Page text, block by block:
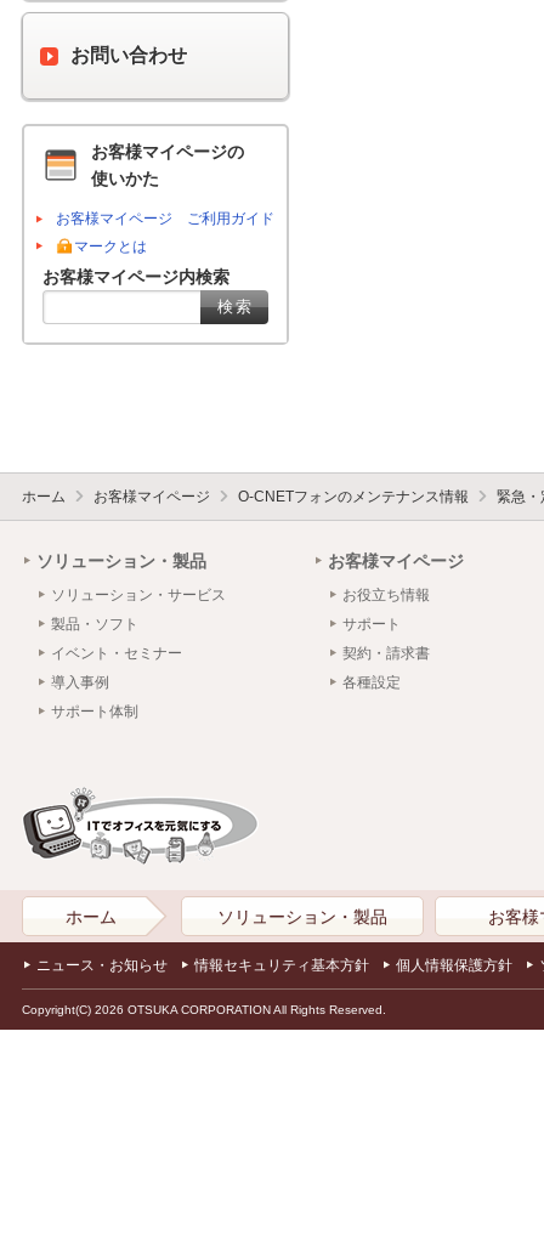
お問い合わせ
お客様マイページの
使いかた
お客様マイページ ご利用ガイド
マークとは
お客様マイページ内検索
ホーム お客様マイページ O-CNETフォンのメンテナンス情報 緊急・
ソリューション・製品
ソリューション・サービス
製品・ソフト
イベント・セミナー
導入事例
サポート体制
お客様マイページ
お役立ち情報
サポート
契約・請求書
各種設定
ホーム ソリューション・製品 お客様
ニュース・お知らせ 情報セキュリティ基本方針 個人情報保護方針
Copyright(C) 2026 OTSUKA CORPORATION All Rights Reserved.